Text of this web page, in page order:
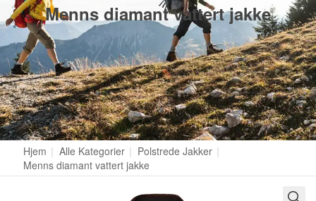
Menns diamant vattert jakke
Hjem | Alle Kategorier | Polstrede Jakker |
Menns diamant vattert jakke